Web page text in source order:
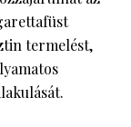
termelést,